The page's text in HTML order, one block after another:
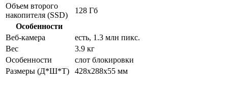
Объем второго
накопителя (SSD)
128 Гб
Особенности
Веб-камера
есть, 1.3 млн пикс.
Вес
3.9 кг
Особенности
слот блокировки
Размеры (Д*Ш*Т)
428x288x55 мм